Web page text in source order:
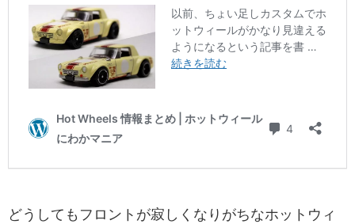
どうしてもフロントが寂しくなりがちなホットウィ